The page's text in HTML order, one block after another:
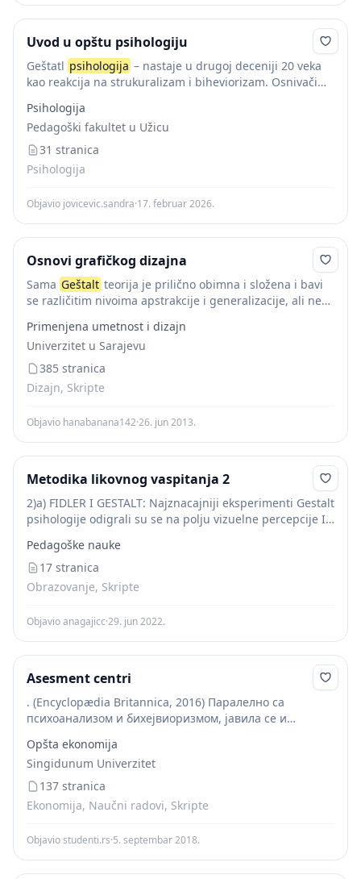
Uvod u opštu psihologiju
Geštatl psihologija – nastaje u drugoj deceniji 20 veka
kao reakcija na strukuralizam i biheviorizam. Osnivači
Volfrang Keler. Utemeljena je u Nemačkoj...
Psihologija
Pedagoški fakultet u Užicu
31 stranica
Psihologija
Objavio jovicevic.sandra·17. februar 2026.
Osnovi grafičkog dizajna
Sama Geštalt teorija je prilično obimna i složena i bavi
se različitim nivoima apstrakcije i generalizacije, ali neke
prilično univerzalne....
Primenjena umetnost i dizajn
Univerzitet u Sarajevu
385 stranica
Dizajn, Skripte
Objavio hanabanana142·26. jun 2013.
Metodika likovnog vaspitanja 2
2)a) FIDLER I GESTALT: Najznacajniji eksperimenti Gestalt
psihologije odigrali su se na polju vizuelne percepcije I
objekta se analizom moze rasclaniti na djelove,
izolovane...
Pedagoške nauke
17 stranica
Obrazovanje, Skripte
Objavio anagajicc·29. jun 2022.
Asesment centri
. (Encyclopædia Britannica, 2016) Паралелно са
психоанализом и бихејвиоризмом, јавила се и
реакција на моларно-молекуларни приступ који је
доминирао у структурализму и асоцијационизму,...
Opšta ekonomija
Singidunum Univerzitet
137 stranica
Ekonomija, Naučni radovi, Skripte
Objavio studenti.rs·5. septembar 2018.